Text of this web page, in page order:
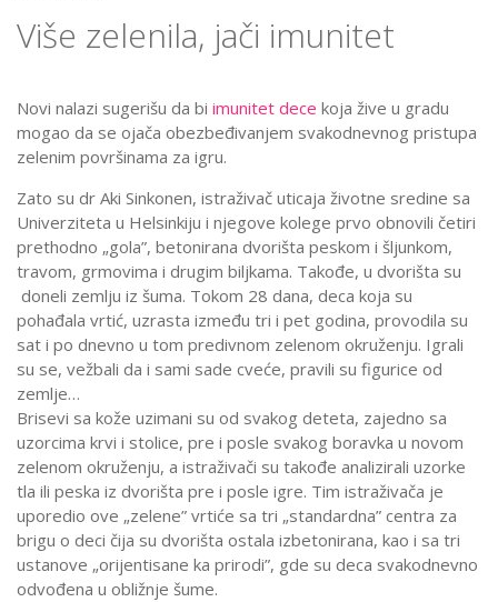
Više zelenila, jači imunitet
Novi nalazi sugerišu da bi imunitet dece koja žive u gradu
mogao da se ojača obezbeđivanjem svakodnevnog pristupa
zelenim površinama za igru.
Zato su dr Aki Sinkonen, istraživač uticaja životne sredine sa
Univerziteta u Helsinkiju i njegove kolege prvo obnovili četiri
prethodno „gola”, betonirana dvorišta peskom i šljunkom,
travom, grmovima i drugim biljkama. Takođe, u dvorišta su
doneli zemlju iz šuma. Tokom 28 dana, deca koja su
pohađala vrtić, uzrasta između tri i pet godina, provodila su
sat i po dnevno u tom predivnom zelenom okruženju. Igrali
su se, vežbali da i sami sade cveće, pravili su figurice od
zemlje…
Brisevi sa kože uzimani su od svakog deteta, zajedno sa
uzorcima krvi i stolice, pre i posle svakog boravka u novom
zelenom okruženju, a istraživači su takođe analizirali uzorke
tla ili peska iz dvorišta pre i posle igre. Tim istraživača je
uporedio ove „zelene” vrtiće sa tri „standardna” centra za
brigu o deci čija su dvorišta ostala izbetonirana, kao i sa tri
ustanove „orijentisane ka prirodi”, gde su deca svakodnevno
odvođena u obližnje šume.